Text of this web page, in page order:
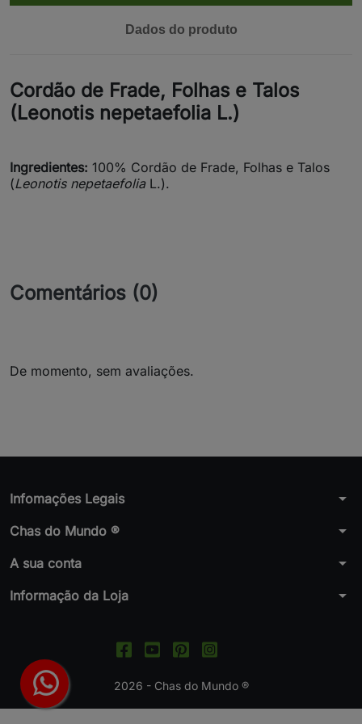
Dados do produto
Cordão de Frade, Folhas e Talos
(Leonotis nepetaefolia L.)
Ingredientes: 100% Cordão de Frade, Folhas e Talos
(Leonotis nepetaefoliaL.).
Comentários (0)
De momento, sem avaliações.
Infomações Legais arrow_drop_down
Chas do Mundo ® arrow_drop_down
A sua conta arrow_drop_down
Informação da Loja arrow_drop_down
2026 - Chas do Mundo ®